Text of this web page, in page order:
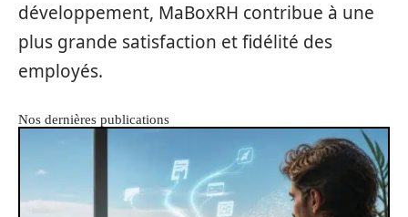
développement, MaBoxRH contribue à une
plus grande satisfaction et fidélité des
employés.
Nos dernières publications